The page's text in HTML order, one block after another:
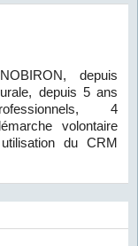
depuis
depuis 5 ans
4
volontaire
du CRM